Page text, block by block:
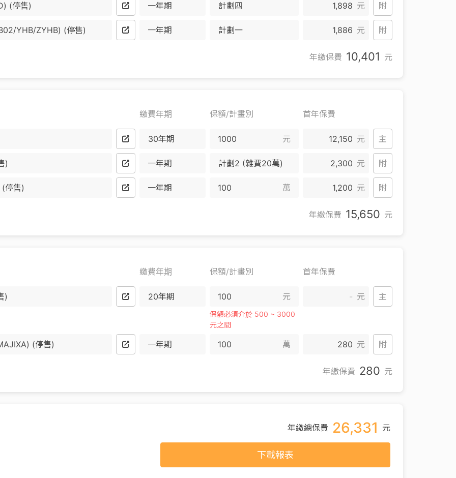
(停售) 一年期 計劃四 1,898 元 附
YHB/ZYHB) (停售) 一年期 計劃一 1,886 元 附
年繳保費 10,401 元
繳費年期 保額/計畫別 首年保費
30年期 元 12,150 元 主
) 一年期 計劃2 (雜費20萬) 2,300 元 附
停售) 一年期 萬 1,200 元 附
年繳保費 15,650 元
繳費年期 保額/計畫別 首年保費
) 20年期 元
保額必須介於 500 ~ 3000
元之間
- 元 主
(停售) 一年期 萬 280 元 附
年繳保費 280 元
年繳總保費 26,331 元
下載報表